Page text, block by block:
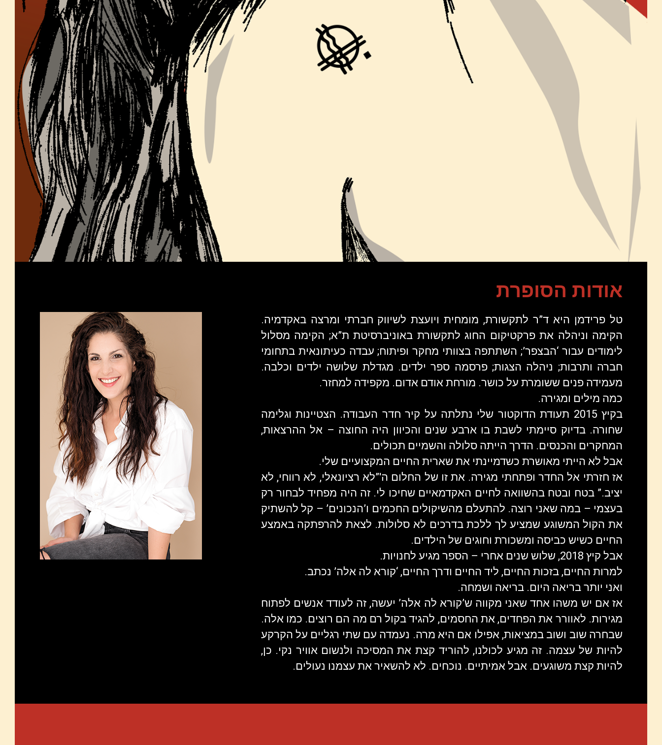
אודות הסופרת
טל פרידמן היא ד”ר לתקשורת, מומחית ויועצת לשיווק חברתי ומרצה באקדמיה.
הקימה וניהלה את פרקטיקום החוג לתקשורת באוניברסיטת ת”א; הקימה מסלול
לימודים עבור ‘הבצפר’; השתתפה בצוותי מחקר ופיתוח; עבדה כעיתונאית בתחומי
חברה ותרבות; ניהלה הצגות; פרסמה ספר ילדים. מגדלת שלושה ילדים וכלבה.
מעמידה פנים ששומרת על כושר. מורחת אודם אדום. מקפידה למחזר.
כמה מילים ומגירה.
בקיץ 2015 תעודת הדוקטור שלי נתלתה על קיר חדר העבודה. הצטיינות וגלימה
שחורה. בדיוק סיימתי לשבת בו ארבע שנים והכיוון היה החוצה – אל ההרצאות,
המחקרים והכנסים. הדרך הייתה סלולה והשמיים תכולים.
אבל לא הייתי מאושרת כשדמיינתי את שארית החיים המקצועיים שלי.
אז חזרתי אל החדר ופתחתי מגירה. את זו של החלום ה'”לא רציונאלי, לא רווחי, לא
יציב.” בטח ובטח בהשוואה לחיים האקדמאיים שחיכו לי. זה היה מפחיד לבחור רק
בעצמי – במה שאני רוצה. להתעלם מהשיקולים החכמים ו’הנכונים’ – קל להשתיק
את הקול המשוגע שמציע לך ללכת בדרכים לא סלולות. לצאת להרפתקה באמצע
החיים כשיש כביסה ומשכורת וחוגים של הילדים.
אבל קיץ 2018, שלוש שנים אחרי – הספר מגיע לחנויות.
למרות החיים, בזכות החיים, ליד החיים ודרך החיים, ‘קורא לה אלה’ נכתב.
ואני יותר בריאה היום. בריאה ושמחה.
אז אם יש משהו אחד שאני מקווה ש’קורא לה אלה’ יעשה, זה לעודד אנשים לפתוח
מגירות. לאוורר את הפחדים, את החסמים, להגיד בקול רם מה הם רוצים. כמו אלה.
שבחרה שוב ושוב במציאות, אפילו אם היא מרה. נעמדה עם שתי רגליים על הקרקע
להיות של עצמה. זה מגיע לכולנו, להוריד קצת את המסיכה ולנשום אוויר נקי. כן,
להיות קצת משוגעים. אבל אמיתיים. נוכחים. לא להשאיר את עצמנו נעולים.